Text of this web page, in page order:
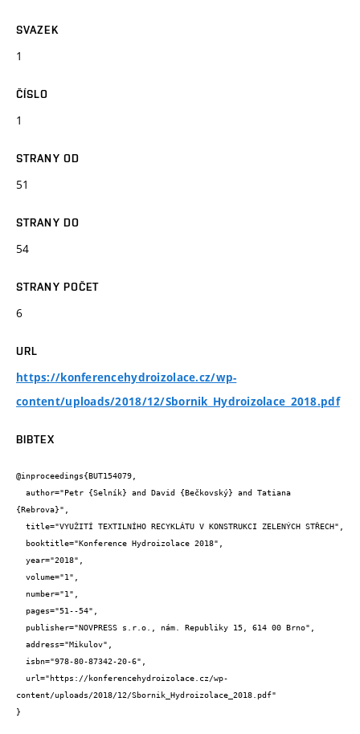
SVAZEK
1
ČÍSLO
1
STRANY OD
51
STRANY DO
54
STRANY POČET
6
URL
https://konferencehydroizolace.cz/wp-
content/uploads/2018/12/Sbornik_Hydroizolace_2018.pdf
BIBTEX
@inproceedings{BUT154079,
{Rebrova}",
content/uploads/2018/12/Sbornik_Hydroizolace_2018.pdf"
}